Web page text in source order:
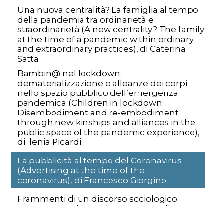
Una nuova centralità? La famiglia al tempo
della pandemia tra ordinarietà e
straordinarietà (A new centrality? The family
at the time of a pandemic within ordinary
and extraordinary practices), di Caterina
Satta
Bambin@ nel lockdown:
dematerializzazione e alleanze dei corpi
nello spazio pubblico dell’emergenza
pandemica (Children in lockdown:
Disembodiment and re-embodiment
through new kinships and alliances in the
public space of the pandemic experience),
di Ilenia Picardi
La pubblicità al tempo del Coronavirus
(Advertising at the time of the
coronavirus), di Francesco Giorgino
Frammenti di un discorso sociologico.